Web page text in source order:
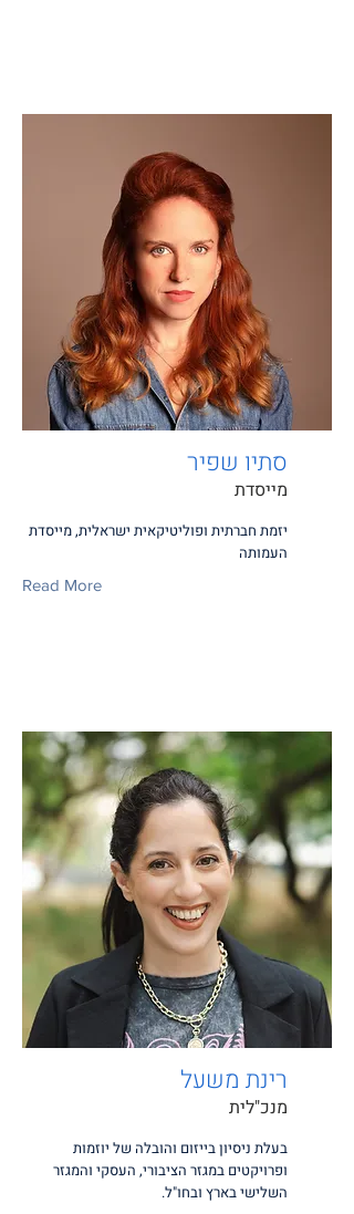
סתיו שפיר
מייסדת
יזמת חברתית ופוליטיקאית ישראלית, מייסדת
העמותה
Read More
רינת משעל
מנכ"לית
בעלת ניסיון בייזום והובלה של יוזמות
ופרויקטים במגזר הציבורי, העסקי והמגזר
השלישי בארץ ובחו"ל.